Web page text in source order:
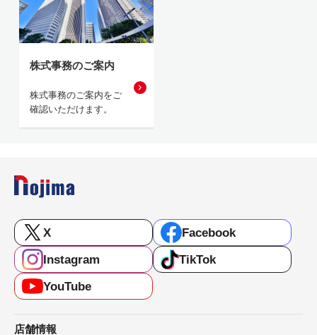
株式事務のご案内
株式事務のご案内をご
確認いただけます。
X
Facebook
Instagram
TikTok
YouTube
店舗情報